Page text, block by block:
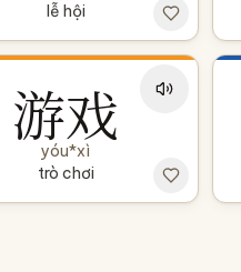
lễ hội
游戏
yóu*xì
trò chơi